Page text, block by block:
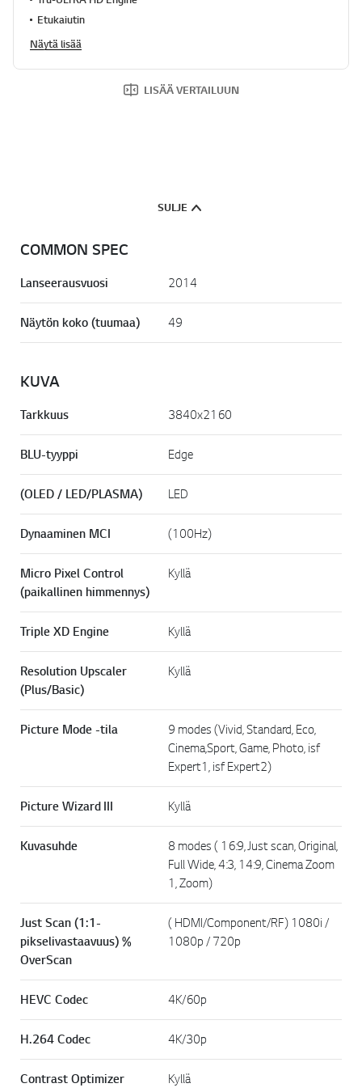
a
e
d
a
m
n
i
v
u
n
n
k
.
Etukaiutin
Näytä lisää
LISÄÄ VERTAILUUN
SULJE
COMMON SPEC
Lanseerausvuosi 2014
Näytön koko (tuumaa) 49
KUVA
Tarkkuus 3840x2160
BLU-tyyppi Edge
(OLED / LED/PLASMA) LED
Dynaaminen MCI (100Hz)
Micro Pixel Control
(paikallinen himmennys)
Kyllä
Triple XD Engine Kyllä
Resolution Upscaler
(Plus/Basic)
Kyllä
Picture Mode -tila
9 modes (Vivid, Standard, Eco,
Cinema,Sport, Game, Photo, isf
Expert1, isf Expert2)
Picture Wizard III Kyllä
Kuvasuhde
8 modes ( 16:9, Just scan, Original,
Full Wide, 4:3, 14:9, Cinema Zoom
1, Zoom)
Just Scan (1:1-
pikselivastaavuus) %
OverScan
( HDMI/Component/RF) 1080i /
1080p / 720p
HEVC Codec 4K/60p
H.264 Codec 4K/30p
Contrast Optimizer Kyllä